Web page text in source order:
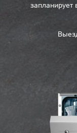
запланирует